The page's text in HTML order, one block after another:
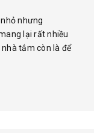
nhưng
lại rất nhiều
tắm còn là để